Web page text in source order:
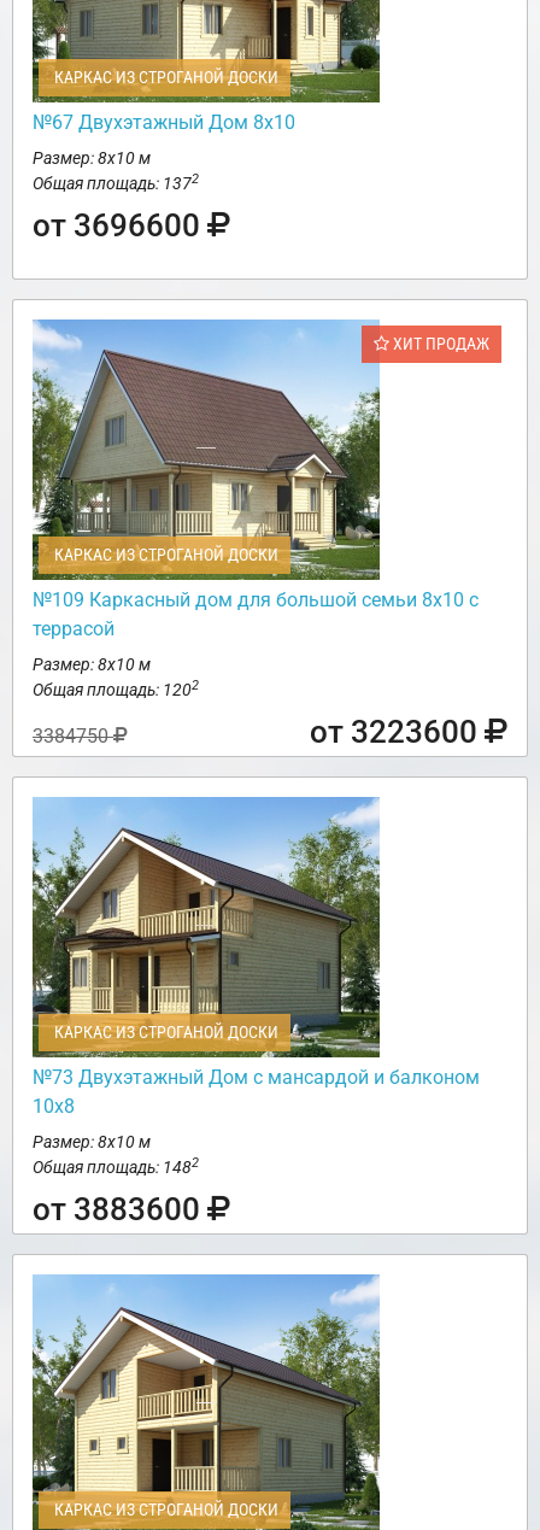
КАРКАС ИЗ СТРОГАНОЙ ДОСКИ
№67 Двухэтажный Дом 8х10
Размер: 8х10 м
Общая площадь: 1372
от 3696600
ХИТ ПРОДАЖ
КАРКАС ИЗ СТРОГАНОЙ ДОСКИ
№109 Каркасный дом для большой семьи 8х10 с
террасой
Размер: 8х10 м
Общая площадь: 1202
3384750 от 3223600
КАРКАС ИЗ СТРОГАНОЙ ДОСКИ
№73 Двухэтажный Дом с мансардой и балконом
10х8
Размер: 8х10 м
Общая площадь: 1482
от 3883600
КАРКАС ИЗ СТРОГАНОЙ ДОСКИ